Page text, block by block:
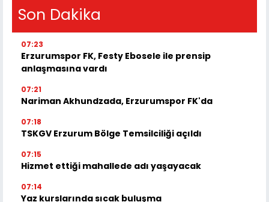
Son Dakika
07:23
Erzurumspor FK, Festy Ebosele ile prensip
anlaşmasına vardı
07:21
Nariman Akhundzada, Erzurumspor FK'da
07:18
TSKGV Erzurum Bölge Temsilciliği açıldı
07:15
Hizmet ettiği mahallede adı yaşayacak
07:14
Yaz kurslarında sıcak buluşma